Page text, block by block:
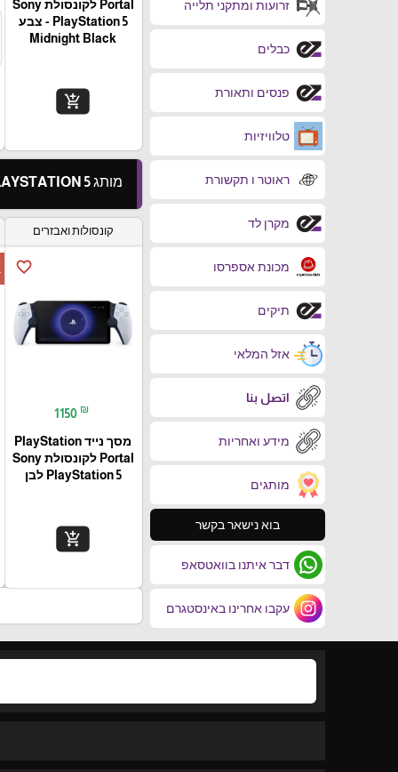
זרועות ומתקני תלייה
כבלים
פנסים ותאורת
טלוויזיות
ראוטר ו תקשורת
מקרן לד
מכונת אספרסו
תיקים
אזל המלאי
اتصل بنا
מידע ואחריות
מותגים
בוא נישאר בקשר
דבר איתנו בוואטסאפ
עקבו אחרינו באינסטגרם
Portal‎ לקונסולת Sony
PlayStation 5 - צבע
Midnight Black
add_shopping_cart
מותג PLAYSTATION 5
קונסולות ואבזרים
favorite_border
1150 ₪
מסך נייד PlayStation
Portal‎ לקונסולת Sony
PlayStation 5 לבן
add_shopping_cart